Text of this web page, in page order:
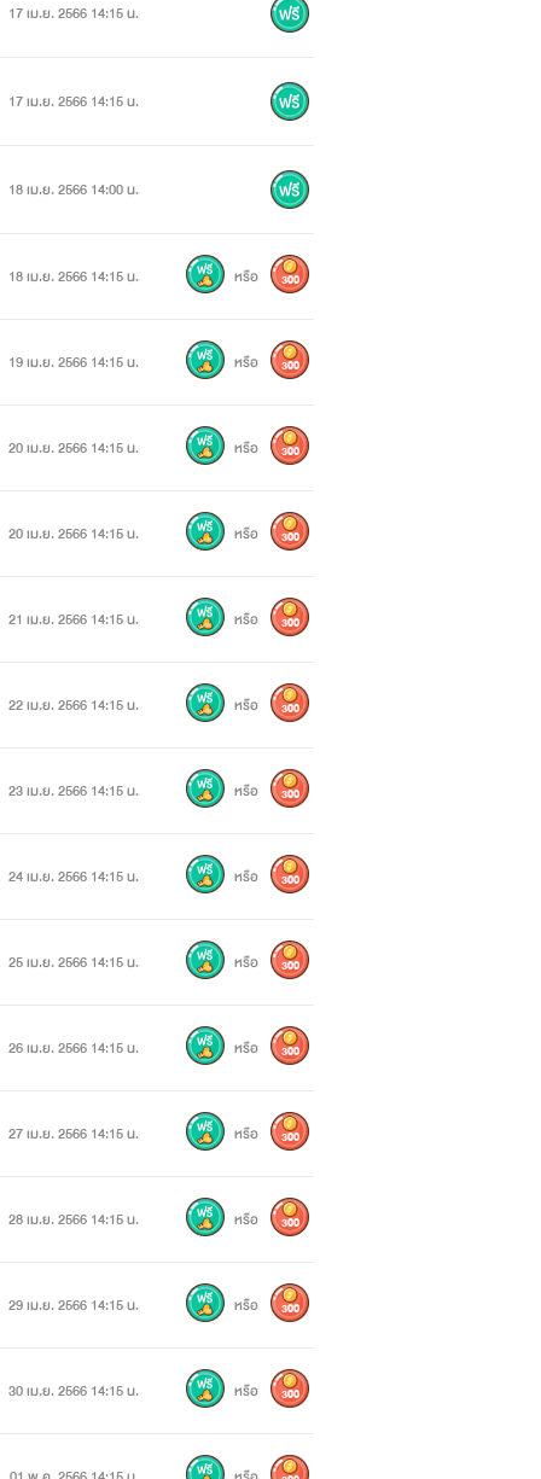
กำลังเสียใจที่คิดว่าไม่ได้รับความเชื่อ
)
17 เม.ย. 2566 14:15 น.
17 เม.ย. 2566 14:15 น.
18 เม.ย. 2566 14:00 น.
18 เม.ย. 2566 14:15 น. หรือ 300
19 เม.ย. 2566 14:15 น. หรือ 300
20 เม.ย. 2566 14:15 น. หรือ 300
20 เม.ย. 2566 14:15 น. หรือ 300
21 เม.ย. 2566 14:15 น. หรือ 300
22 เม.ย. 2566 14:15 น. หรือ 300
23 เม.ย. 2566 14:15 น. หรือ 300
24 เม.ย. 2566 14:15 น. หรือ 300
25 เม.ย. 2566 14:15 น. หรือ 300
26 เม.ย. 2566 14:15 น. หรือ 300
27 เม.ย. 2566 14:15 น. หรือ 300
28 เม.ย. 2566 14:15 น. หรือ 300
29 เม.ย. 2566 14:15 น. หรือ 300
30 เม.ย. 2566 14:15 น. หรือ 300